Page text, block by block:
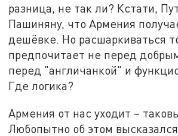
разница, не так ли? Кстати,
Пашиняну, что Армения
дешёвке. Но расшаркиваться
предпочитает не перед
перед "англичанкой" и
Где логика?
Армения от нас уходит –
Любопытно об этом